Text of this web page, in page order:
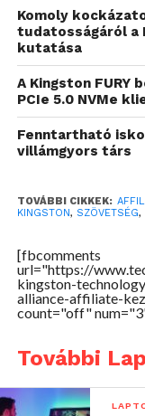
specializálódott
ügyfeleknek
szervermemória
előadással is
törekvéseket.
Komoly
tudatosságáról a
kutatása
A Kingston FURY
PCIe 5.0 NVMe
Fenntartható
villámgyors társ
TOVÁBBI CIKKEK:
KINGSTON, SZÖVETSÉG,
[fbcomments
url="https://
kingston-
alliance-affiliate-
count="off"
További